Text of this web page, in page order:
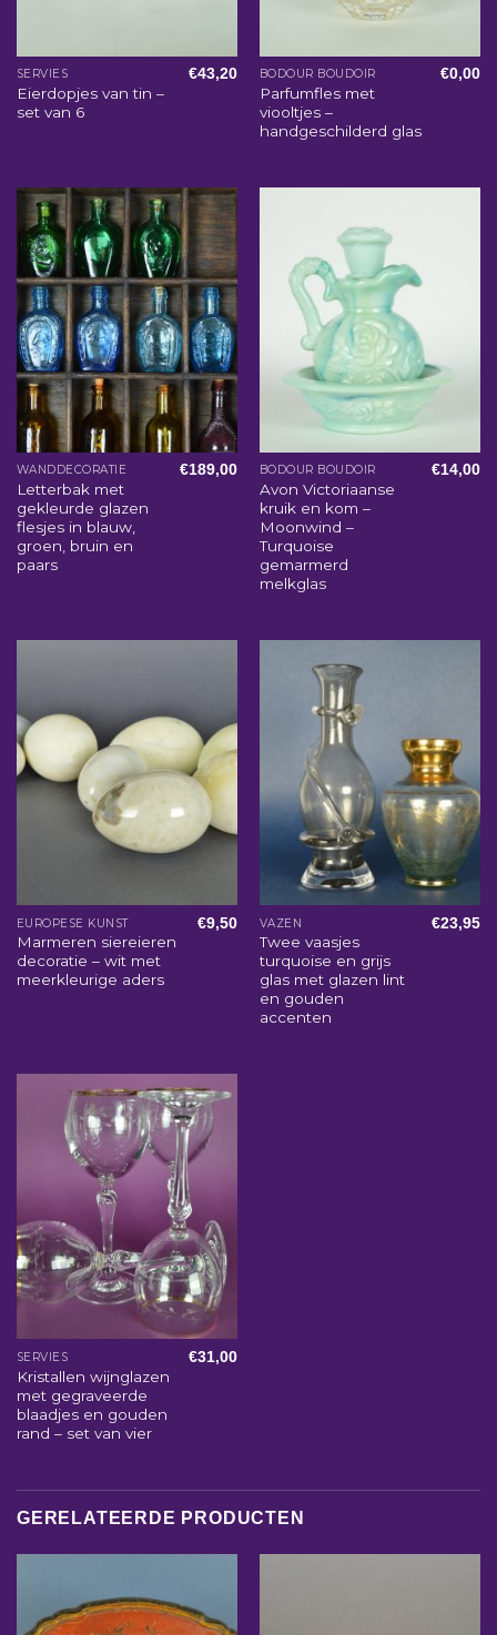
SERVIES
Eierdopjes van tin –
set van 6
€43,20 BODOUR BOUDOIR
Parfumfles met
viooltjes –
handgeschilderd glas
€0,00
WANDDECORATIE
Letterbak met
gekleurde glazen
flesjes in blauw,
groen, bruin en
paars
€189,00 BODOUR BOUDOIR
Avon Victoriaanse
kruik en kom –
Moonwind –
Turquoise
gemarmerd
melkglas
€14,00
EUROPESE KUNST
Marmeren siereieren
decoratie – wit met
meerkleurige aders
€9,50 VAZEN
Twee vaasjes
turquoise en grijs
glas met glazen lint
en gouden
accenten
€23,95
SERVIES
Kristallen wijnglazen
met gegraveerde
blaadjes en gouden
rand – set van vier
€31,00
GERELATEERDE PRODUCTEN